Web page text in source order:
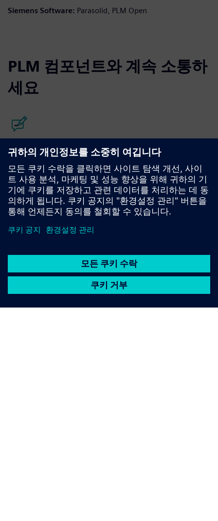
Siemens Software: Parasolid, PLM Open
PLM 컴포넌트와 계속 소통하
세요
블로그 읽어봐요
PLM 컴포넌트하고 PLM 시장 전반에 대한 새로운 관점을 얻
으세요.
PLM 컴포넌트 블로그 방문하기